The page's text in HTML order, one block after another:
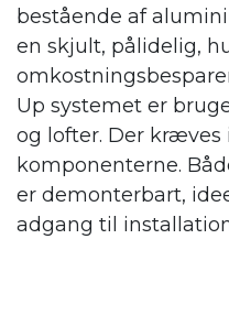
bestående af
en skjult, pålidelig,
Up systemet er
og lofter. Der
komponenterne.
er demonterbart,
adgang til